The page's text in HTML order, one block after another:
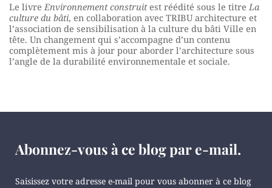
Le livreEnvironnement construitest réédité sous le titre La
culture du bâti, en collaboration avec TRIBU architecture et
l’association de sensibilisation à la culture du bâti Ville en
tête. Un changement qui s’accompagne d’un contenu
complètement mis à jour pour aborder l’architecture sous
l’angle de la durabilité environnementale et sociale.
Abonnez-vous à ce blog par e-mail.
Saisissez votre adresse e-mail pour vous abonner à ce blog